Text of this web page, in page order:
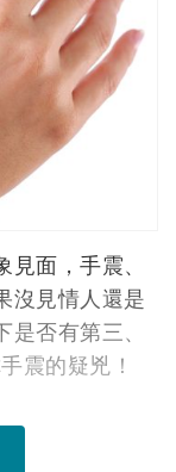
面，手震、
沒見情人還是
否有第三、
震的疑兇！